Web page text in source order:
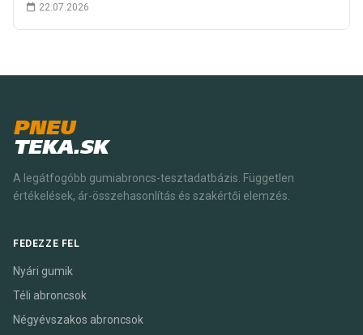
22.07.2026
PNEU
TEKA.SK
A legátfogóbb gumiabroncs-tesztadatbázis. Független
értékelések, ár-összehasonlítás és szakértői elemzés.
FEDEZZE FEL
Nyári gumik
Téli abroncsok
Négyévszakos abroncsok